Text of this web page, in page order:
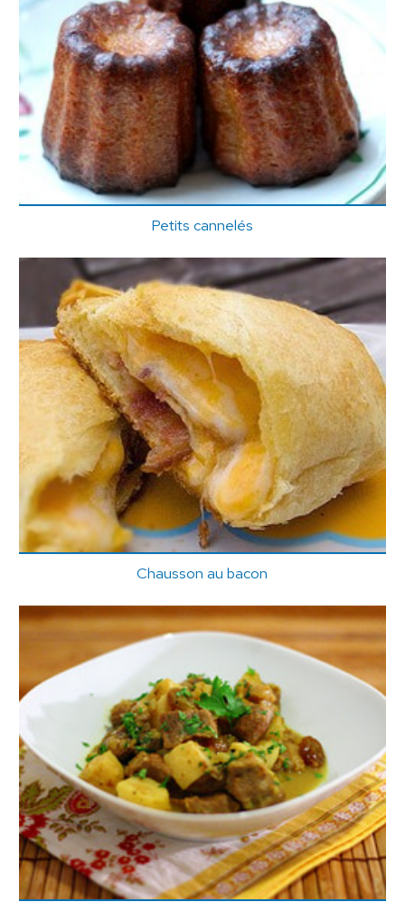
Petits cannelés
Chausson au bacon